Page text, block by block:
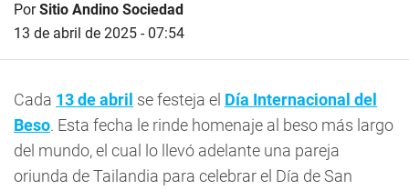
PorSitio Andino Sociedad
13 de abril de 2025 - 07:54
Cada 13 de abril se festeja el Día Internacional del
Beso. Esta fecha le rinde homenaje al beso más largo
del mundo, el cual lo llevó adelante una pareja
oriunda de Tailandia para celebrar el Día de San